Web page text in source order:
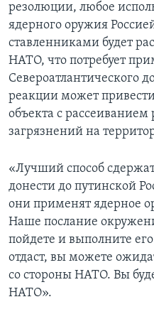
резолюции, любое
ядерного оружия
ставленниками будет
НАТО, что потребует
Североатлантического
реакции может
объекта с
загрязнений на
«Лучший способ
донести до путинской
они применят ядерное
Наше послание
пойдете и выполните
отдаст, вы можете
со стороны НАТО. Вы
НАТО».